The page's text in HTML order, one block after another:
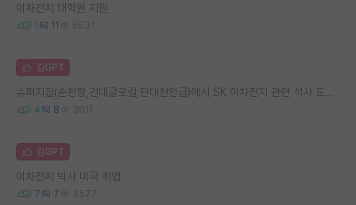
이차전지 대학원 지원
1 11 5631
김GPT
슈퍼지잡(순천향,건대글로컬,단대천안급)에서 SK 이차전지 관련 석사 도전 가능할까요?
4 8 3011
김GPT
이차전지 박사 미국 취업
7 7 3527